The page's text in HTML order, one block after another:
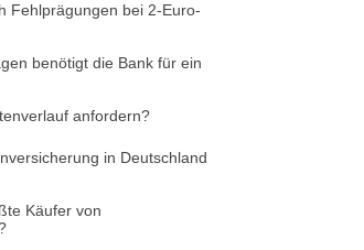
Fehlprägungen bei 2-Euro-
benötigt die Bank für ein
anfordern?
in Deutschland
Käufer von